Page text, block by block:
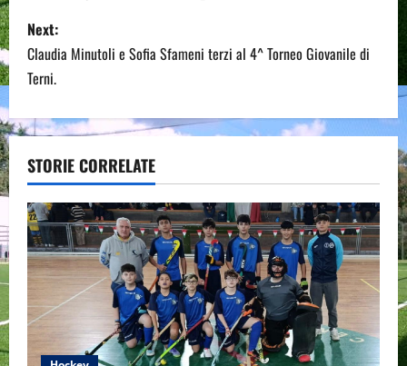
s
t
n
a
v
i
g
a
t
i
Next:
Claudia Minutoli e Sofia Sfameni terzi al 4^ Torneo Giovanile di
Terni.
STORIE CORRELATE